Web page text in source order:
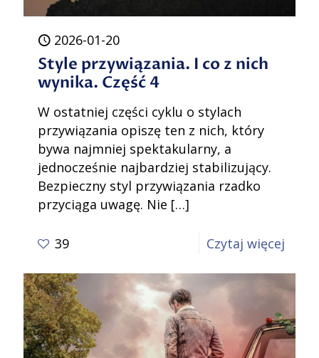
2026-01-20
Style przywiązania. I co z nich
wynika. Część 4
W ostatniej części cyklu o stylach
przywiązania opiszę ten z nich, który
bywa najmniej spektakularny, a
jednocześnie najbardziej stabilizujący.
Bezpieczny styl przywiązania rzadko
przyciąga uwagę. Nie […]
39 Czytaj więcej
co